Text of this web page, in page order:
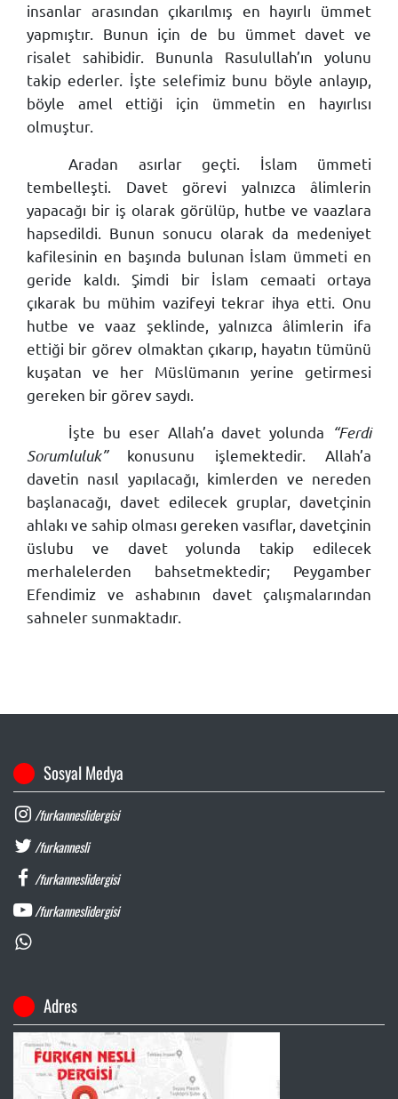
insanlar arasından çıkarılmış en hayırlı ümmet
yapmıştır. Bunun için de bu ümmet davet ve
risalet sahibidir. Bununla Rasulullah’ın yolunu
takip ederler. İşte selefimiz bunu böyle anlayıp,
böyle amel ettiği için ümmetin en hayırlısı
olmuştur.
Aradan asırlar geçti. İslam ümmeti
tembelleşti. Davet görevi yalnızca âlimlerin
yapacağı bir iş olarak görülüp, hutbe ve vaazlara
hapsedildi. Bunun sonucu olarak da medeniyet
kafilesinin en başında bulunan İslam ümmeti en
geride kaldı. Şimdi bir İslam cemaati ortaya
çıkarak bu mühim vazifeyi tekrar ihya etti. Onu
hutbe ve vaaz şeklinde, yalnızca âlimlerin ifa
ettiği bir görev olmaktan çıkarıp, hayatın tümünü
kuşatan ve her Müslümanın yerine getirmesi
gereken bir görev saydı.
İşte bu eser Allah’a davet yolunda
“Ferdi
Sorumluluk”konusunu işlemektedir. Allah’a
davetin nasıl yapılacağı, kimlerden ve nereden
başlanacağı, davet edilecek gruplar, davetçinin
ahlakı ve sahip olması gereken vasıflar, davetçinin
üslubu ve davet yolunda takip edilecek
merhalelerden bahsetmektedir; Peygamber
Efendimiz ve ashabının davet çalışmalarından
sahneler sunmaktadır.
Sosyal Medya
/furkanneslidergisi
/furkannesli
/furkanneslidergisi
/furkanneslidergisi
Adres